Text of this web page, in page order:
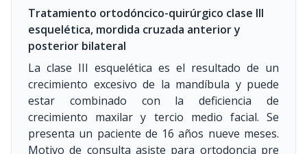
Tratamiento ortodóncico-quirúrgico clase III
esquelética, mordida cruzada anterior y
posterior bilateral
La clase III esquelética es el resultado de un
crecimiento excesivo de la mandíbula y puede
estar combinado con la deficiencia de
crecimiento maxilar y tercio medio facial. Se
presenta un paciente de 16 años nueve meses.
Motivo de consulta asiste para ortodoncia pre